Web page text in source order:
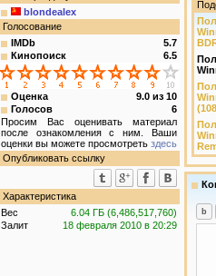
blondealex
Голосование
IMDb
5.7
Кинопоиск
6.5
Оценка 9.0 из 10
Голосов
6
Просим Вас оценивать материал
после ознакомления с ним. Ваши
оценки вы можете просмотреть здесь
Опубликовать ссылку
Характеристика
Вес
6.04 ГБ (6,486,517,760)
Залит
18 февраля 2010 в 20:29